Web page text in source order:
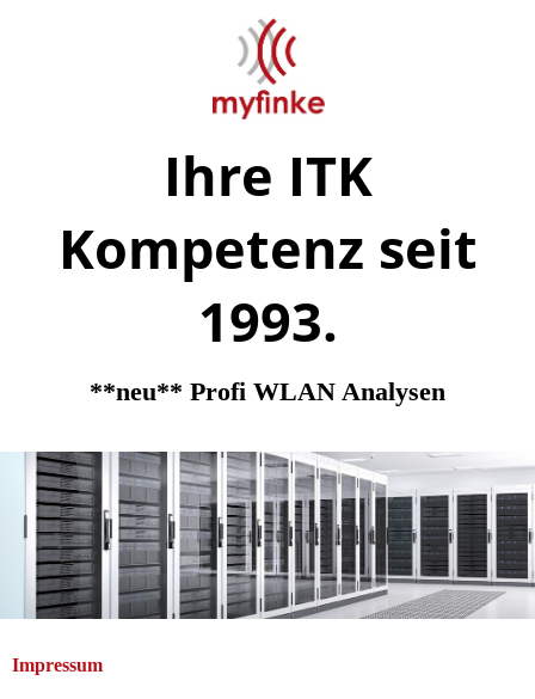
Ihre ITK
Kompetenz seit
1993.
**neu** Profi WLAN Analysen
Impressum